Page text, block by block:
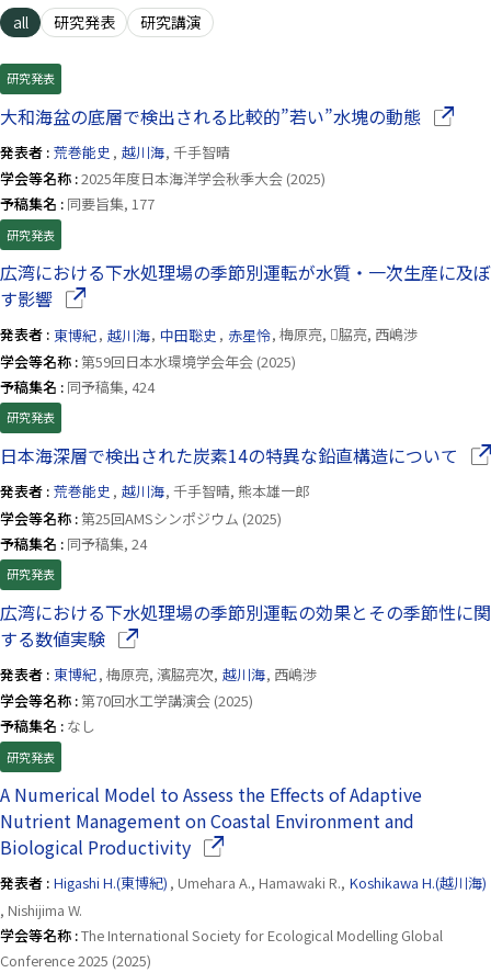
all 研究発表 研究講演
研究発表
大和海盆の底層で検出される比較的”若い”水塊の動態（別ウ
発表者 : 荒巻能史 , 越川海, 千手智晴
学会等名称 :2025年度日本海洋学会秋季大会 (2025)
予稿集名 : 同要旨集, 177
研究発表
広湾における下水処理場の季節別運転が水質・一次生産に及ぼ
す影響（別ウインドウで開きます）
発表者 : 東博紀, 越川海, 中田聡史 , 赤星怜, 梅原亮, 脇亮, 西嶋渉
学会等名称 :第59回日本水環境学会年会 (2025)
予稿集名 : 同予稿集, 424
研究発表
日本海深層で検出された炭素14の特異な鉛直構造について
発表者 : 荒巻能史 , 越川海, 千手智晴, 熊本雄一郎
学会等名称 :第25回AMSシンポジウム (2025)
予稿集名 : 同予稿集, 24
研究発表
広湾における下水処理場の季節別運転の効果とその季節性に関
する数値実験（別ウインドウで開きます）
発表者 : 東博紀, 梅原亮, 濱脇亮次, 越川海, 西嶋渉
学会等名称 :第70回水工学講演会 (2025)
予稿集名 : なし
研究発表
A Numerical Model to Assess the Effects of Adaptive
Nutrient Management on Coastal Environment and
Biological Productivity（別ウインドウで開きます）
発表者 : Higashi H.(東博紀) , Umehara A., Hamawaki R., Koshikawa H.(越川海)
, Nishijima W.
学会等名称 :The International Society for Ecological Modelling Global
Conference 2025 (2025)